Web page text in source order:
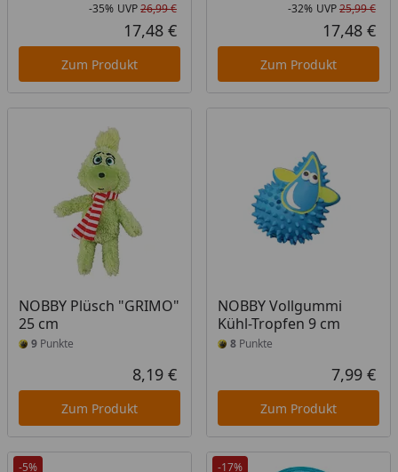
Rabatt in Prozent
-35%
Ursprünglicher Preis
UVP26,99 €
Aktueller Preis
17,48 €
Zum Produkt
-32% UVP25,99 €
17,48 €
Zum Produkt
NOBBY Plüsch "GRIMO"
25 cm
9 Punkte
Aktueller Preis
8,19 €
Zum Produkt
NOBBY Vollgummi
Kühl-Tropfen 9 cm
8Punkte
7,99 €
Zum Produkt
-5% -17%